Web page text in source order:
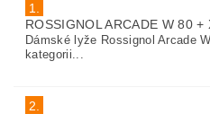
1.
ROSSIGNOL ARCADE W 80 +
Dámské lyže Rossignol Arcade
kategorii...
2.